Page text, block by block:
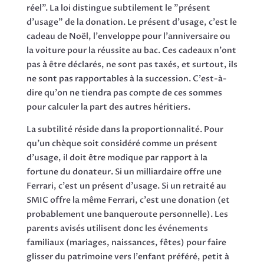
réel". La loi distingue subtilement le "présent
d'usage" de la donation. Le présent d'usage, c'est le
cadeau de Noël, l'enveloppe pour l'anniversaire ou
la voiture pour la réussite au bac. Ces cadeaux n'ont
pas à être déclarés, ne sont pas taxés, et surtout, ils
ne sont pas rapportables à la succession. C'est-à-
dire qu'on ne tiendra pas compte de ces sommes
pour calculer la part des autres héritiers.
La subtilité réside dans la proportionnalité. Pour
qu'un chèque soit considéré comme un présent
d'usage, il doit être modique par rapport à la
fortune du donateur. Si un milliardaire offre une
Ferrari, c'est un présent d'usage. Si un retraité au
SMIC offre la même Ferrari, c'est une donation (et
probablement une banqueroute personnelle). Les
parents avisés utilisent donc les événements
familiaux (mariages, naissances, fêtes) pour faire
glisser du patrimoine vers l'enfant préféré, petit à